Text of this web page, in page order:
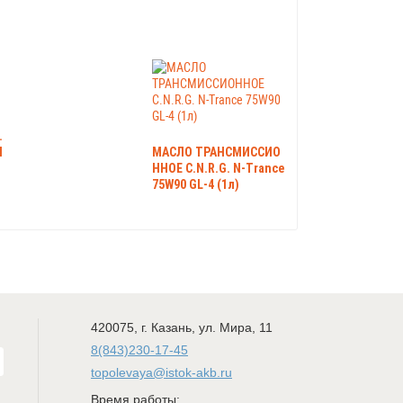
МАСЛО ТРАНСМИССИО
ННОЕ C.N.R.G. N-Trance
75W90 GL-4 (1л)
420075 г. Казань ул. Мира, 11
8(843)230-17-45
topolevaya@istok-akb.ru
Время работы: